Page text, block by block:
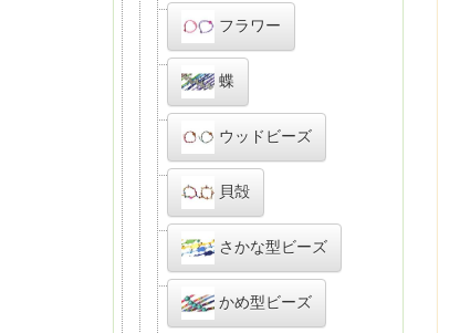
フラワー
蝶
ウッドビーズ
貝殻
さかな型ビーズ
かめ型ビーズ